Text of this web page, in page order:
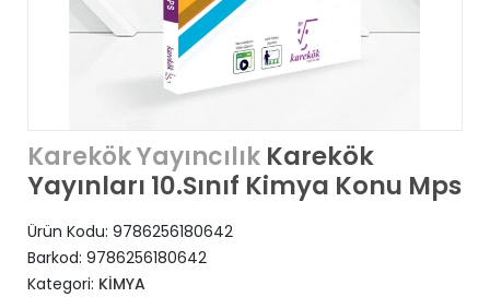
Karekök Yayıncılık Karekök
Yayınları 10.Sınıf Kimya Konu Mps
Ürün Kodu: 9786256180642
Barkod: 9786256180642
Kategori: KİMYA